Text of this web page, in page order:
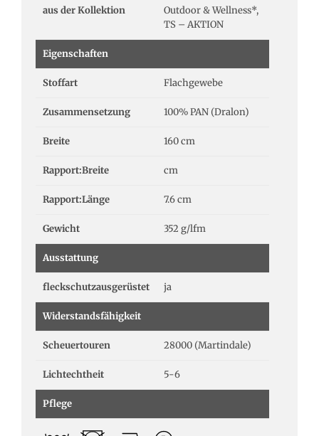
aus der Kollektion
Outdoor & Wellness*,
TS – AKTION
Eigenschaften
Stoffart Flachgewebe
Zusammensetzung 100% PAN (Dralon)
Breite 160 cm
Rapport:Breite cm
Rapport:Länge 7.6 cm
Gewicht 352 g/lfm
Ausstattung
fleckschutzausgerüstet ja
Widerstandsfähigkeit
Scheuertouren 28000 (Martindale)
Lichtechtheit 5-6
Pflege